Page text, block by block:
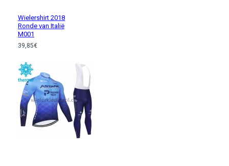
Wielershirt 2018
Ronde van Italië
M001
39,85€